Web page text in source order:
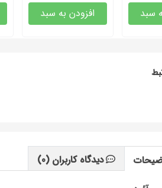
سبد افزودن به سبد
دیدگاه کاربران(0)